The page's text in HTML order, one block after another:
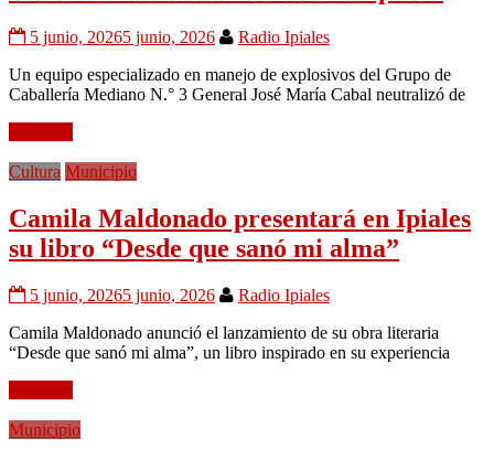
5 junio, 20265 junio, 2026
Radio Ipiales
Un equipo especializado en manejo de explosivos del Grupo de
Caballería Mediano N.° 3 General José María Cabal neutralizó de
Cultura Municipio
Camila Maldonado presentará en Ipiales
su libro “Desde que sanó mi alma”
5 junio, 20265 junio, 2026
Radio Ipiales
Camila Maldonado anunció el lanzamiento de su obra literaria
“Desde que sanó mi alma”, un libro inspirado en su experiencia
Municipio